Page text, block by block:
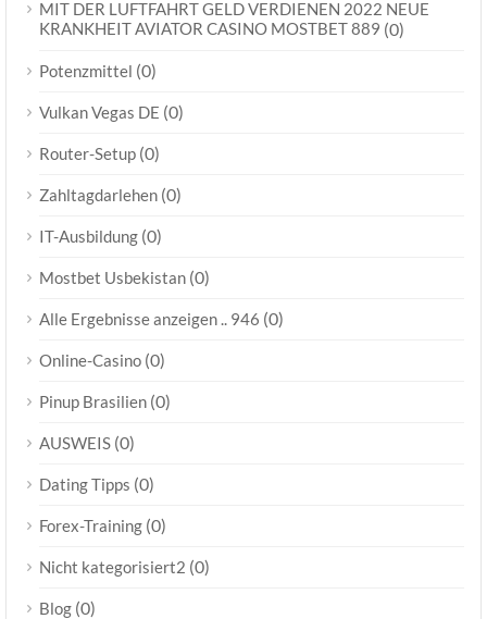
MIT DER LUFTFAHRT GELD VERDIENEN 2022 NEUE
KRANKHEIT AVIATOR CASINO MOSTBET 889 (0)
Potenzmittel (0)
Vulkan Vegas DE (0)
Router-Setup (0)
Zahltagdarlehen (0)
IT-Ausbildung (0)
Mostbet Usbekistan (0)
Alle Ergebnisse anzeigen .. 946 (0)
Online-Casino (0)
Pinup Brasilien (0)
AUSWEIS (0)
Dating Tipps (0)
Forex-Training (0)
Nicht kategorisiert2 (0)
Blog (0)